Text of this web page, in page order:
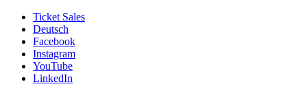
Ticket Sales
Deutsch
Facebook
Instagram
YouTube
LinkedIn